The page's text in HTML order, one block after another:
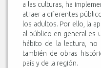
a las culturas, ha
atraer a diferentes
los adultos. Por ello, la
al público en general es
hábito de la lectura,
también de obras
país y de la región.